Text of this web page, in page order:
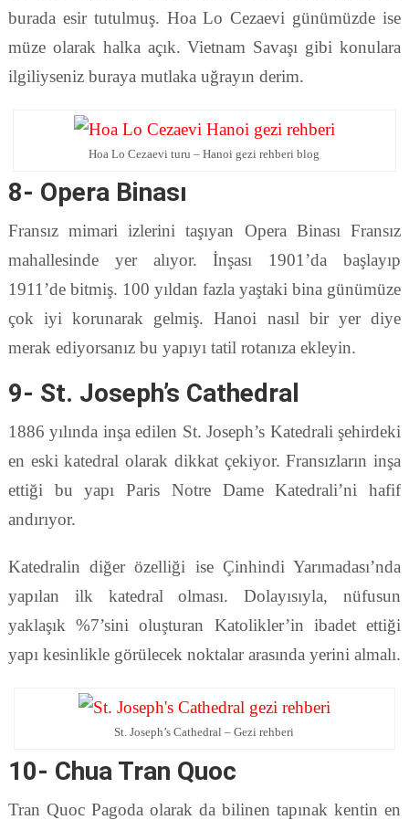
burada esir tutulmuş. Hoa Lo Cezaevi günümüzde ise
müze olarak halka açık. Vietnam Savaşı gibi konulara
ilgiliyseniz buraya mutlaka uğrayın derim.
Hoa Lo Cezaevi turu – Hanoi gezi rehberi blog
8- Opera Binası
Fransız mimari izlerini taşıyan Opera Binası Fransız
mahallesinde yer alıyor. İnşası 1901’da başlayıp
1911’de bitmiş. 100 yıldan fazla yaştaki bina günümüze
çok iyi korunarak gelmiş. Hanoi nasıl bir yer diye
merak ediyorsanız bu yapıyı tatil rotanıza ekleyin.
9- St. Joseph’s Cathedral
1886 yılında inşa edilen St. Joseph’s Katedrali şehirdeki
en eski katedral olarak dikkat çekiyor. Fransızların inşa
ettiği bu yapı Paris Notre Dame Katedrali’ni hafif
andırıyor.
Katedralin diğer özelliği ise Çinhindi Yarımadası’nda
yapılan ilk katedral olması. Dolayısıyla, nüfusun
yaklaşık %7’sini oluşturan Katolikler’in ibadet ettiği
yapı kesinlikle görülecek noktalar arasında yerini almalı.
St. Joseph’s Cathedral – Gezi rehberi
10- Chua Tran Quoc
Tran Quoc Pagoda olarak da bilinen tapınak kentin en